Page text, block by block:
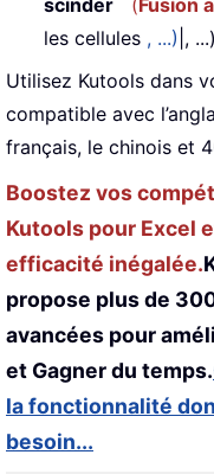
les cellules , ...) |,
Utilisez Kutools dans
compatible avec
français, le chinois et
Boostez vos
Kutools pour Excel
efficacité inégalée.
propose plus de
avancées pour
et Gagner du temps.
la fonctionnalité
besoin...